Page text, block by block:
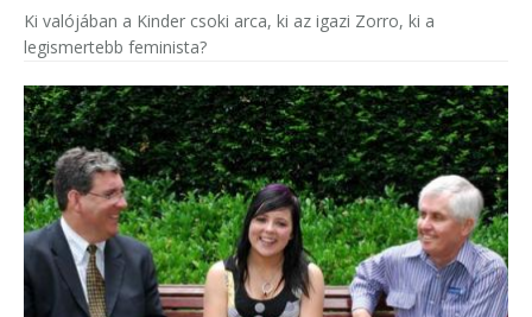
Ki valójában a Kinder csoki arca, ki az igazi Zorro, ki a
legismertebb feminista?